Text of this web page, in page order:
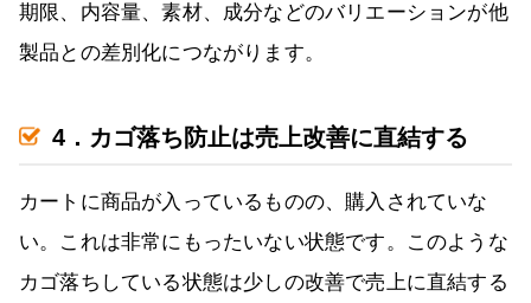
期限、内容量、素材、成分などのバリエーションが他
製品との差別化につながります。
4．カゴ落ち防止は売上改善に直結する
カートに商品が入っているものの、購入されていな
い。これは非常にもったいない状態です。このような
カゴ落ちしている状態は少しの改善で売上に直結する